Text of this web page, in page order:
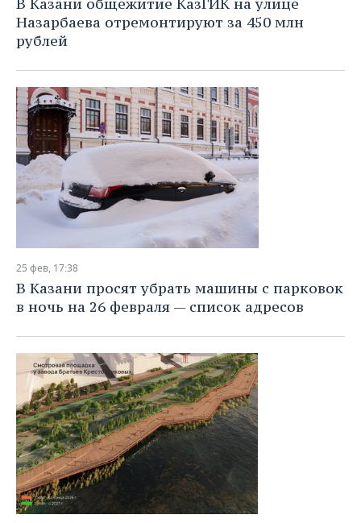
Назарбаева отремонтируют за 450 млн
рублей
25 фев, 17:38
В Казани просят убрать машины с парковок
в ночь на 26 февраля — список адресов